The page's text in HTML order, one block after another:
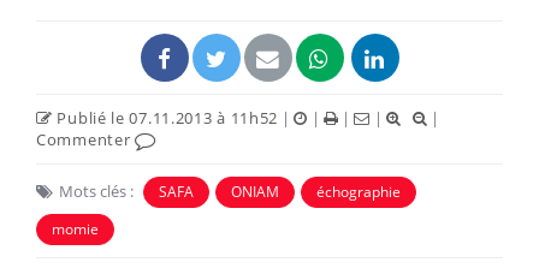
Publié le 07.11.2013 à 11h52 | | | |
|
Commenter
Mots clés : SAFA ONIAM
échographie
momie